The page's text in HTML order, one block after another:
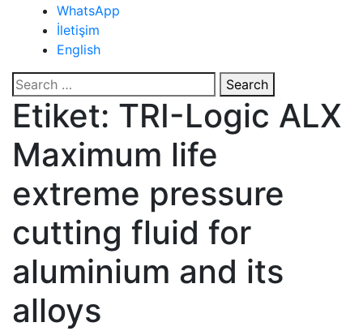
WhatsApp
İletişim
English
Close
Button
Search
Etiket: TRI-Logic ALX
Maximum life
extreme pressure
cutting fluid for
aluminium and its
alloys